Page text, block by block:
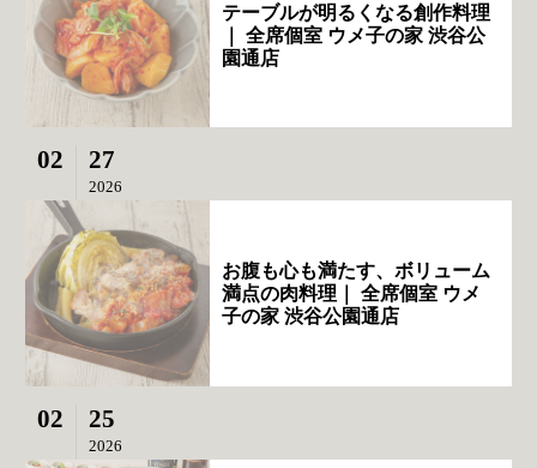
テーブルが明るくなる創作料理
｜ 全席個室 ウメ子の家 渋谷公
園通店
02 27
2026
お腹も心も満たす、ボリューム
満点の肉料理｜ 全席個室 ウメ
子の家 渋谷公園通店
02 25
2026